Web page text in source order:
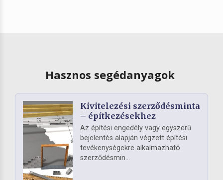
Hasznos segédanyagok
Kivitelezési szerződésminta
– építkezésekhez
Az építési engedély vagy egyszerű
bejelentés alapján végzett építési
tevékenységekre alkalmazható
szerződésmin...